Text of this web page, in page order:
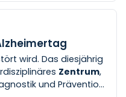
Forschungszentrum.
80-87022
für Digitale
für seltene
30, 52074
wird. Das diesjährig
Zentrum,
und Prävention